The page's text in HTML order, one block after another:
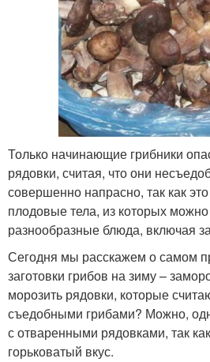
Только начинающие грибники
рядовки, считая, что они
совершенно напрасно, так как
плодовые тела, из которых
разнообразные блюда, включая
Сегодня мы расскажем о самом
заготовки грибов на зиму –
морозить рядовки, которые
съедобными грибами? Можно,
с отваренными рядовками, так
горьковатый вкус.